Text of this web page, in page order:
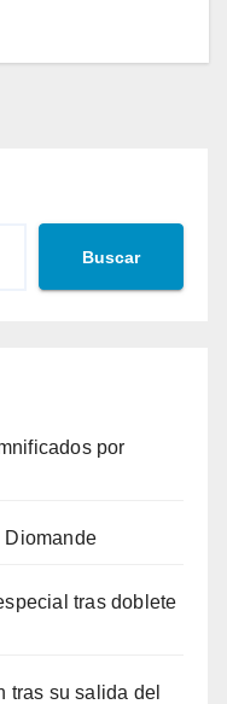
Buscar
por
Diomande
tras doblete
tras su salida del